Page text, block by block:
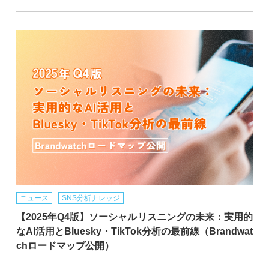
ニュース SNS分析ナレッジ
【2025年Q4版】ソーシャルリスニングの未来：実用的
なAI活用とBluesky・TikTok分析の最前線（Brandwat
chロードマップ公開）